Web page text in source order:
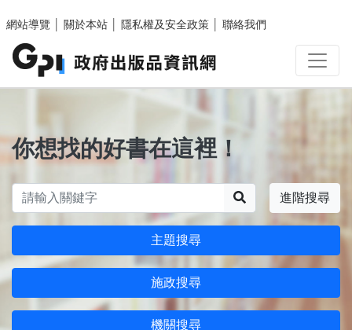
網站導覽
關於本站 隱私權及安全政策 聯絡我們
你想找的好書在這裡！
進階搜尋
主題搜尋
施政搜尋
機關搜尋